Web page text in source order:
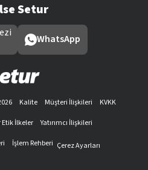
Setur
WhatsApp
Kalite Müşteri İlişkileri
KVKK
Etik İlkeler
Yatırımcı İlişkileri
İşlem Rehberi Çerez Ayarları